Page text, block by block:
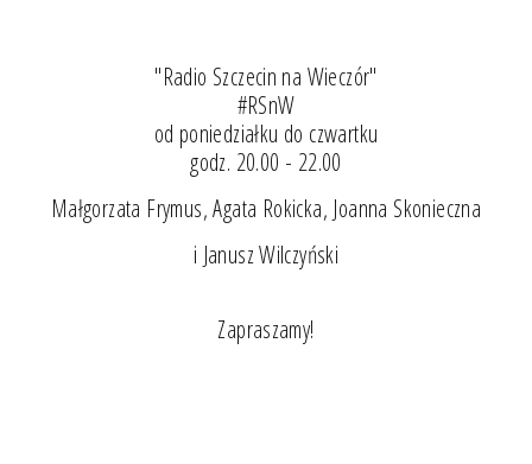
"Radio Szczecin na Wieczór"
#RSnW
od poniedziałku do czwartku
godz. 20.00 - 22.00
Małgorzata Frymus, Agata Rokicka, Joanna Skonieczna
i Janusz Wilczyński
Zapraszamy!